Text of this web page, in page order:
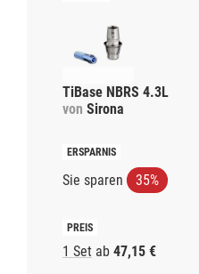
TiBase NBRS 4.3L
von Sirona
Sie sparen 35%
1 Set ab 47,15 €